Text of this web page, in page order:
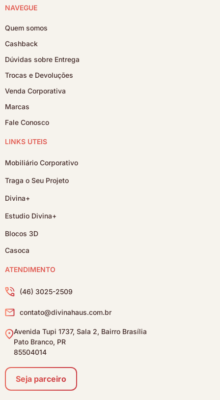
NAVEGUE
Quem somos
Cashback
Dúvidas sobre Entrega
Trocas e Devoluções
Venda Corporativa
Marcas
Fale Conosco
LINKS ÚTEIS
Mobiliário Corporativo
Traga o Seu Projeto
Divina+
Estudio Divina+
Blocos 3D
Casoca
ATENDIMENTO
(46) 3025-2509
contato@divinahaus.com.br
Avenida Tupi 1737, Sala 2, Bairro Brasília
Pato Branco, PR
85504014
Seja parceiro